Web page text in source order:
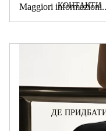
КОНТАКТИ
ДЕ
Maggiori